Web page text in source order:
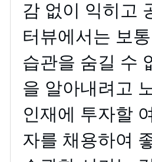
감 없이 익히고
터뷰에서는 보
습관을 숨길 수
을 알아내려고
인재에 투자할
자를 채용하여